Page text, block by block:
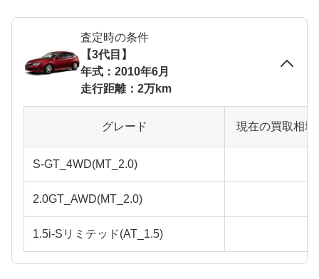
査定時の条件
【3代目】
年式：2010年6月
走行距離：2万km
グレード 現在の買取相
S-GT_4WD(MT_2.0)
2.0GT_AWD(MT_2.0)
1.5i-Sリミテッド(AT_1.5)